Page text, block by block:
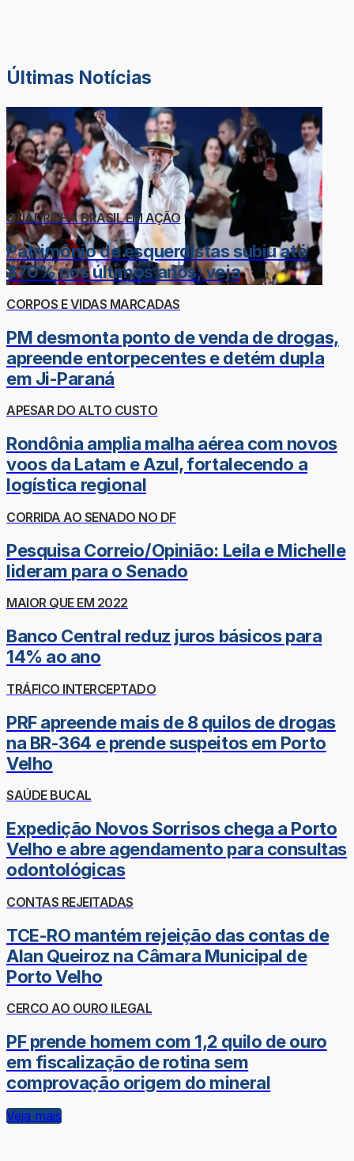
Últimas Notícias
QUADRILHA BRASIL EM AÇÃO
Patrimônio de esquerdistas subiu até
870% nos últimos anos; veja
CORPOS E VIDAS MARCADAS
PM desmonta ponto de venda de drogas,
apreende entorpecentes e detém dupla
em Ji-Paraná
APESAR DO ALTO CUSTO
Rondônia amplia malha aérea com novos
voos da Latam e Azul, fortalecendo a
logística regional
CORRIDA AO SENADO NO DF
Pesquisa Correio/Opinião: Leila e Michelle
lideram para o Senado
MAIOR QUE EM 2022
Banco Central reduz juros básicos para
14% ao ano
TRÁFICO INTERCEPTADO
PRF apreende mais de 8 quilos de drogas
na BR-364 e prende suspeitos em Porto
Velho
SAÚDE BUCAL
Expedição Novos Sorrisos chega a Porto
Velho e abre agendamento para consultas
odontológicas
CONTAS REJEITADAS
TCE-RO mantém rejeição das contas de
Alan Queiroz na Câmara Municipal de
Porto Velho
CERCO AO OURO ILEGAL
PF prende homem com 1,2 quilo de ouro
em fiscalização de rotina sem
comprovação origem do mineral
Veja mais